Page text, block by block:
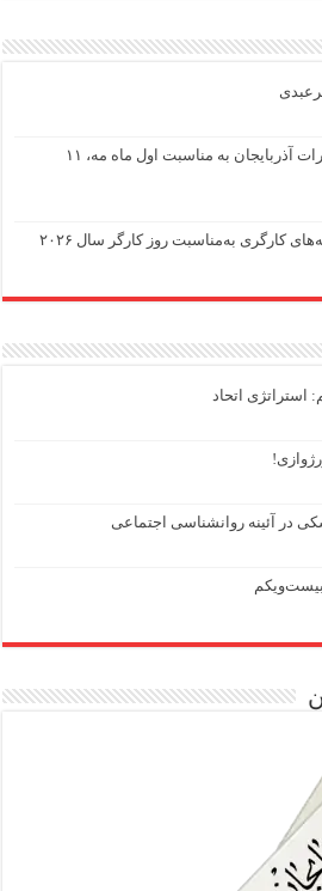
اعلامیه هیات سیاسی فرقه دمکرات آذربایجان به مناسبت اول ماه مه، ۱۱
کارگری به‌مناسبت روز کارگر سال ۲۰۲۶
اتحاد
در آئینه روانشناسی اجتماعی
بیست‌ویکم